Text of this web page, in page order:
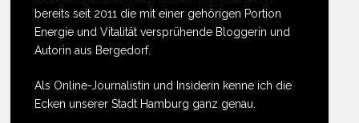
bereits seit 2011 die mit einer gehörigen Portion
Energie und Vitalität versprühende Bloggerin und
Autorin aus Bergedorf.
Als Online-Journalistin und Insiderin kenne ich die
Ecken unserer Stadt Hamburg ganz genau.